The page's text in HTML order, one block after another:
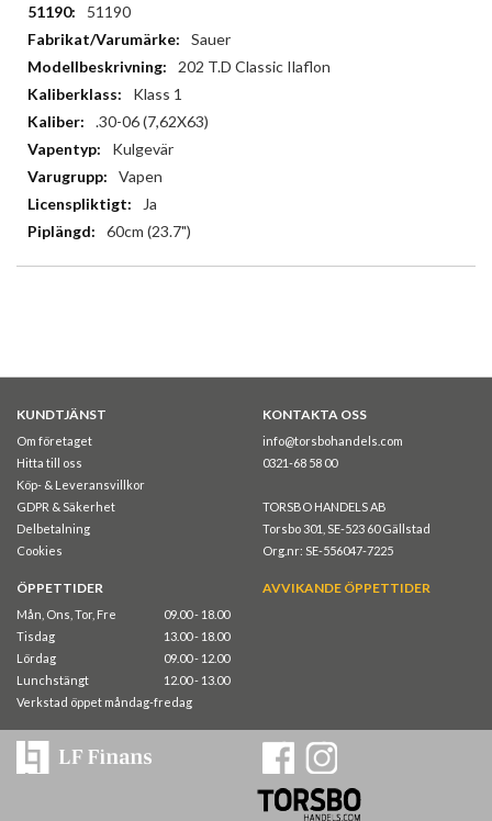
Mer
information
51190
Sauer
202 T.D Classic Ilaflon
Klass 1
.30-06 (7,62X63)
Kulgevär
Vapen
Ja
60cm (23.7")
KUNDTJÄNST
Om företaget
Hitta till oss
Köp- & Leveransvillkor
GDPR & Säkerhet
Delbetalning
Cookies
KONTAKTA OSS
info@torsbohandels.com
0321-68 58 00
TORSBO HANDELS AB
Torsbo 301, SE-523 60 Gällstad
Org.nr: SE-556047-7225
ÖPPETTIDER
Mån, Ons, Tor, Fre
09.00 - 18.00
Tisdag
13.00 - 18.00
Lördag
09.00 - 12.00
Lunchstängt
12.00 - 13.00
Verkstad öppet måndag-fredag
AVVIKANDE ÖPPETTIDER